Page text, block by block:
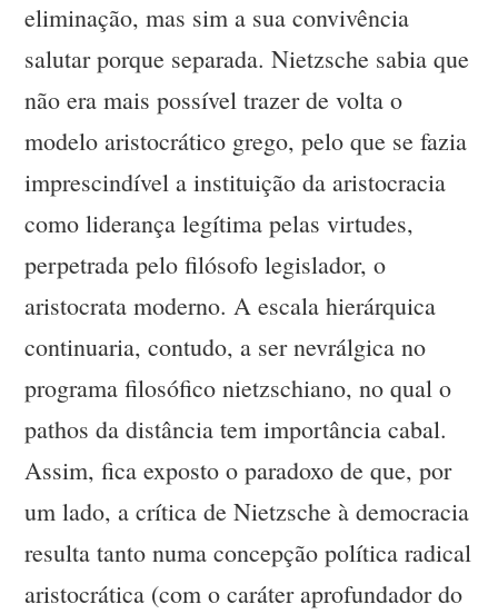
eliminação, mas sim a sua convivência
salutar porque separada. Nietzsche sabia que
não era mais possível trazer de volta o
modelo aristocrático grego, pelo que se fazia
imprescindível a instituição da aristocracia
como liderança legítima pelas virtudes,
perpetrada pelo filósofo legislador, o
aristocrata moderno. A escala hierárquica
continuaria, contudo, a ser nevrálgica no
programa filosófico nietzschiano, no qual o
pathos da distância tem importância cabal.
Assim, fica exposto o paradoxo de que, por
um lado, a crítica de Nietzsche à democracia
resulta tanto numa concepção política radical
aristocrática (com o caráter aprofundador do